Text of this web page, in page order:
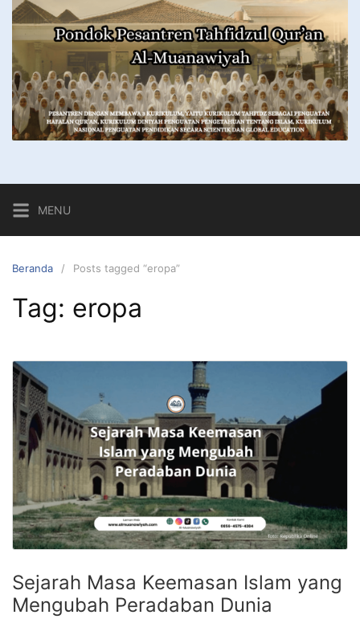
MENU
Beranda Posts tagged “eropa”
Tag: eropa
Sejarah Masa Keemasan Islam yang
Mengubah Peradaban Dunia